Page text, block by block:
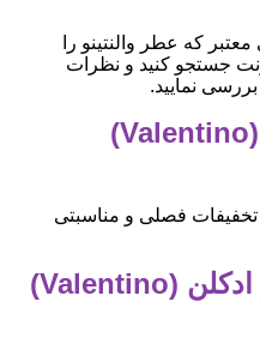
که عطر والنتینو را
جستجو کنید و نظرات
نمایید.
تخفیف عطر و ادکلن (Valentino)
فصلی و مناسبتی
ارسال رایگان عطر و ادکلن (Valentino)